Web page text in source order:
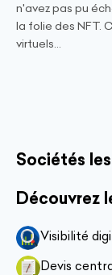
n'avez pas pu
la folie des NFT.
virtuels...
Sociétés
Découvrez
Visibilité
Devis